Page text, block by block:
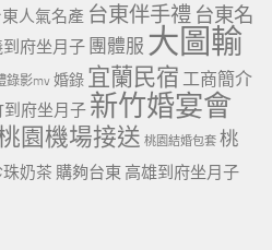
人氣名產 台東伴手禮 台東名
到府坐月子 團體服 大圖輸
錄影mv 婚錄 宜蘭民宿 工商簡介
到府坐月子 新竹婚宴會
園機場接送 桃園結婚包套 桃
奶茶 購夠台東 高雄到府坐月子